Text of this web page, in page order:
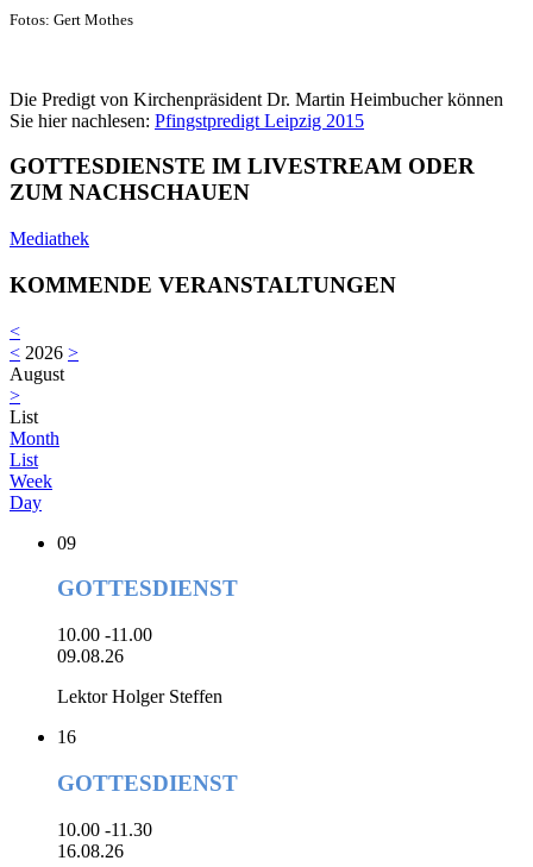
Fotos: Gert Mothes
Die Predigt von Kirchenpräsident Dr. Martin Heimbucher können
Sie hier nachlesen: Pfingstpredigt Leipzig 2015
GOTTESDIENSTE IM LIVESTREAM ODER
ZUM NACHSCHAUEN
Mediathek
KOMMENDE VERANSTALTUNGEN
<
< 2026 >
August
>
List
Month
List
Week
Day
09
GOTTESDIENST
10.00 -11.00
09.08.26
Lektor Holger Steffen
16
GOTTESDIENST
10.00 -11.30
16.08.26